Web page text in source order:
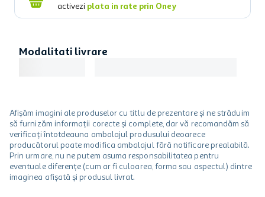
activezi plata in rate prin Oney
Modalitati livrare
Afișăm imagini ale produselor cu titlu de prezentare și ne străduim
să furnizăm informații corecte și complete, dar vă recomandăm să
verificați întotdeauna ambalajul produsului deoarece
producătorul poate modifica ambalajul fără notificare prealabilă.
Prin urmare, nu ne putem asuma responsabilitatea pentru
eventuale diferențe (cum ar fi culoarea, forma sau aspectul) dintre
imaginea afișată și produsul livrat.